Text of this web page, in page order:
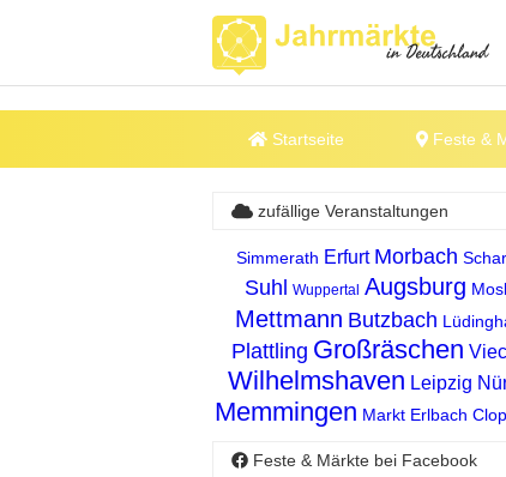
Startseite Feste &
zufällige Veranstaltungen
Simmerath Erfurt Morbach
Suhl Wuppertal Augsburg
Mettmann Butzbach
Plattling Großräschen
Wilhelmshaven Leipzig
Memmingen Markt Erlbach
Feste & Märkte bei Facebook